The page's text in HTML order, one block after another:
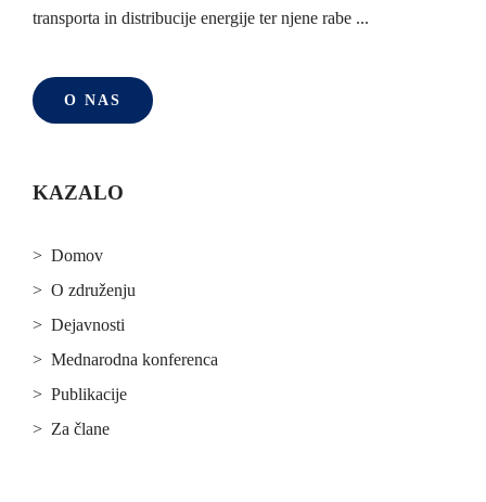
transporta in distribucije energije ter njene rabe ...
O NAS
KAZALO
> Domov
> O združenju
> Dejavnosti
> Mednarodna konferenca
> Publikacije
> Za člane